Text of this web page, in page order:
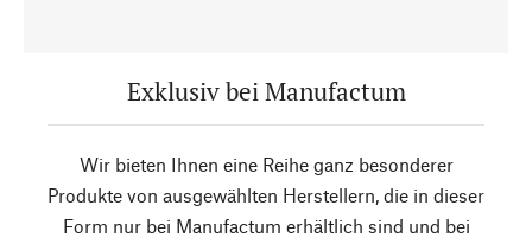
Exklusiv bei Manufactum
Wir bieten Ihnen eine Reihe ganz besonderer
Produkte von ausgewählten Herstellern, die in dieser
Form nur bei Manufactum erhältlich sind und bei